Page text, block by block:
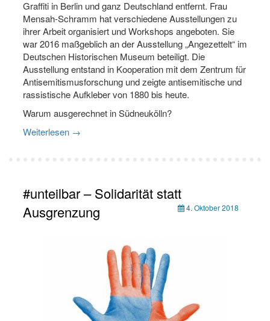
Graffiti in Berlin und ganz Deutschland entfernt. Frau
Mensah-Schramm hat verschiedene Ausstellungen zu
ihrer Arbeit organisiert und Workshops angeboten. Sie
war 2016 maßgeblich an der Ausstellung „Angezettelt“ im
Deutschen Historischen Museum beteiligt. Die
Ausstellung entstand in Kooperation mit dem Zentrum für
Antisemitismusforschung und zeigte antisemitische und
rassistische Aufkleber von 1880 bis heute.
Warum ausgerechnet in Südneukölln?
Weiterlesen →
#unteilbar – Solidarität statt
Ausgrenzung
4. Oktober 2018